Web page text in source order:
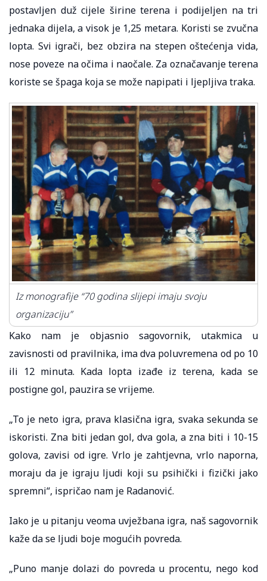
postavljen duž cijele širine terena i podijeljen na tri
jednaka dijela, a visok je 1,25 metara. Koristi se zvučna
lopta. Svi igrači, bez obzira na stepen oštećenja vida,
nose poveze na očima i naočale. Za označavanje terena
koriste se špaga koja se može napipati i ljepljiva traka.
Iz monografije “70 godina slijepi imaju svoju
organizaciju”
Kako nam je objasnio sagovornik, utakmica u
zavisnosti od pravilnika, ima dva poluvremena od po 10
ili 12 minuta. Kada lopta izađe iz terena, kada se
postigne gol, pauzira se vrijeme.
„To je neto igra, prava klasična igra, svaka sekunda se
iskoristi. Zna biti jedan gol, dva gola, a zna biti i 10-15
golova, zavisi od igre. Vrlo je zahtjevna, vrlo naporna,
moraju da je igraju ljudi koji su psihički i fizički jako
spremni“, ispričao nam je Radanović.
Iako je u pitanju veoma uvježbana igra, naš sagovornik
kaže da se ljudi boje mogućih povreda.
„Puno manje dolazi do povreda u procentu, nego kod